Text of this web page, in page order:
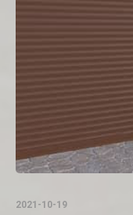
2021-10-19